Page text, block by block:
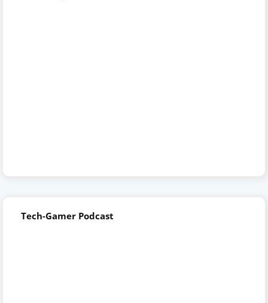
Tech-Gamer Podcast